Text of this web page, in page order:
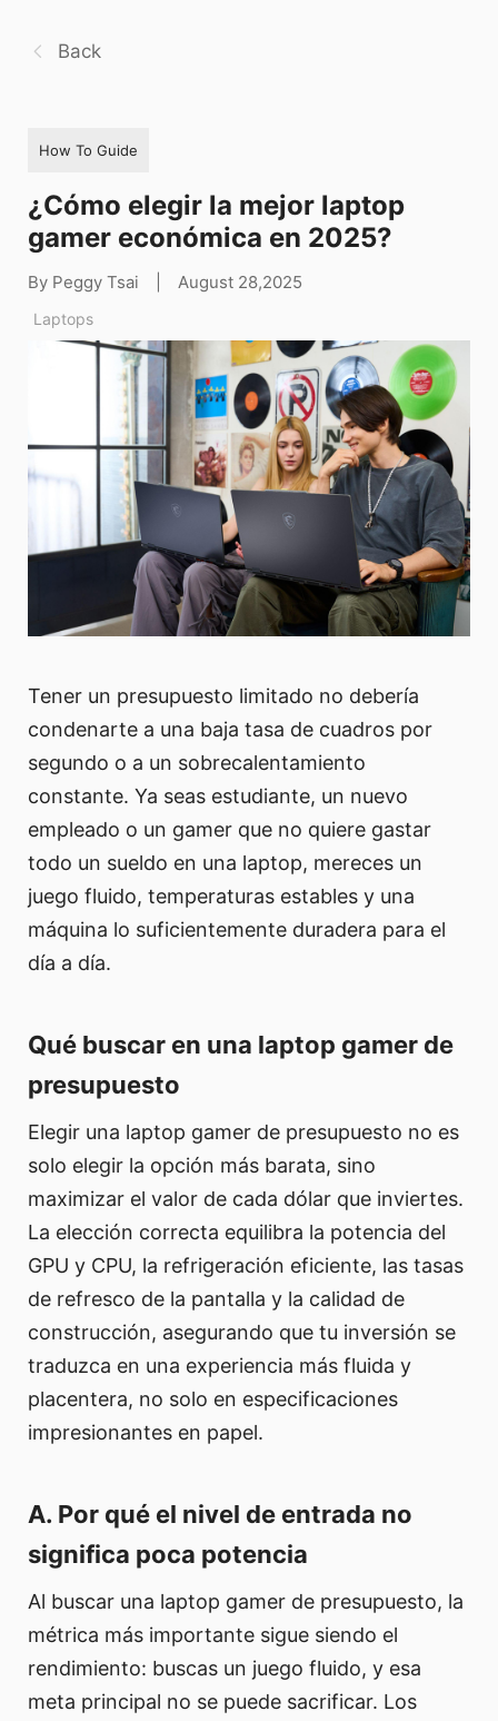
Back
How To Guide
¿Cómo elegir la mejor laptop
gamer económica en 2025?
By Peggy Tsai August 28,2025
Laptops
Tener un presupuesto limitado no debería
condenarte a una baja tasa de cuadros por
segundo o a un sobrecalentamiento
constante. Ya seas estudiante, un nuevo
empleado o un gamer que no quiere gastar
todo un sueldo en una laptop, mereces un
juego fluido, temperaturas estables y una
máquina lo suficientemente duradera para el
día a día.
Qué buscar en una laptop gamer de
presupuesto
Elegir una laptop gamer de presupuesto no es
solo elegir la opción más barata, sino
maximizar el valor de cada dólar que inviertes.
La elección correcta equilibra la potencia del
GPU y CPU, la refrigeración eficiente, las tasas
de refresco de la pantalla y la calidad de
construcción, asegurando que tu inversión se
traduzca en una experiencia más fluida y
placentera, no solo en especificaciones
impresionantes en papel.
A. Por qué el nivel de entrada no
significa poca potencia
Al buscar una laptop gamer de presupuesto, la
métrica más importante sigue siendo el
rendimiento: buscas un juego fluido, y esa
meta principal no se puede sacrificar. Los